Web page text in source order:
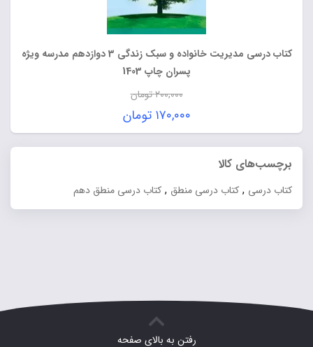
کتاب درسی مدیریت خانواده و سبک زندگی 3 دوازدهم مدرسه ویژه
پسران چاپ 1403
۲۰۰,۰۰۰تومان
قیمت
اصلی:
۲۰۰,۰۰۰ تومان
۱۷۰,۰۰۰ تومان
قیمت
فعلی:
برچسب‌های کالا
کتاب درسی , کتاب درسی منطق , کتاب درسی منطق دهم
رفتن به بالای صفحه